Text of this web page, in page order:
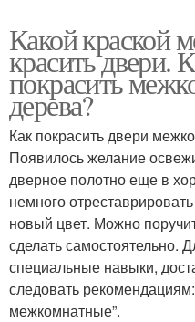
Какой краской
красить двери.
покрасить
дерева?
Как покрасить двери
Появилось желание
дверное полотно еще в
немного
новый цвет. Можно
сделать самостоятельно.
специальные навыки,
следовать
межкомнатные”.